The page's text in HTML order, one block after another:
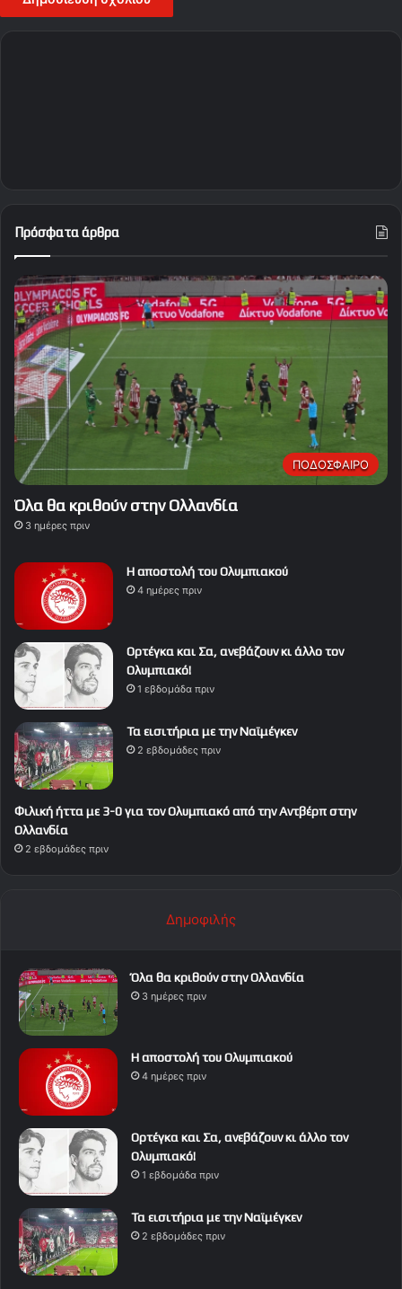
Πρόσφατα άρθρα
ΠΟΔΟΣΦΑΙΡΟ
Όλα θα κριθούν στην Ολλανδία
3 ημέρες πριν
Η αποστολή του Ολυμπιακού
4 ημέρες πριν
Ορτέγκα και Σα, ανεβάζουν κι άλλο τον
Ολυμπιακό!
1 εβδομάδα πριν
Τα εισιτήρια με την Ναϊμέγκεν
2 εβδομάδες πριν
Φιλική ήττα με 3-0 για τον Ολυμπιακό από την Αντβέρπ στην
Ολλανδία
2 εβδομάδες πριν
Δημοφιλής
Όλα θα κριθούν στην Ολλανδία
3 ημέρες πριν
Η αποστολή του Ολυμπιακού
4 ημέρες πριν
Ορτέγκα και Σα, ανεβάζουν κι άλλο τον
Ολυμπιακό!
1 εβδομάδα πριν
Τα εισιτήρια με την Ναϊμέγκεν
2 εβδομάδες πριν